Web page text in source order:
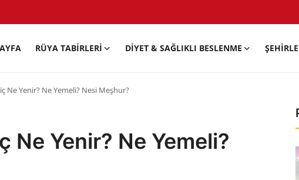
RÜYA TABIRLERI DIYET & SAĞLIKLI BESLENME
Ne Yenir? Ne Yemeli? Nesi Meşhur?
Ne Yenir? Ne Yemeli?